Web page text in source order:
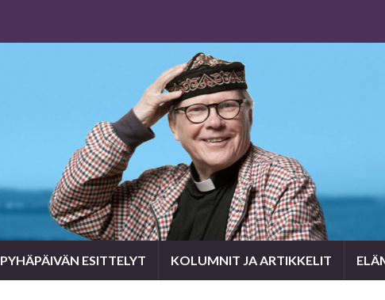
PYHÄPÄIVÄN ESITTELYT KOLUMNIT JA ARTIKKELIT